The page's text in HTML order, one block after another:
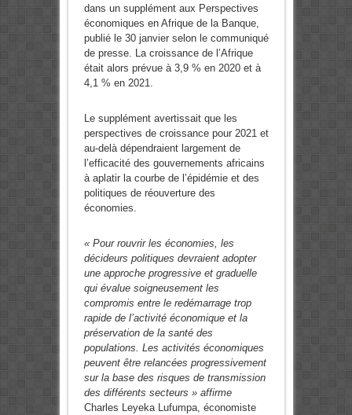
dans un supplément aux Perspectives
économiques en Afrique de la Banque,
publié le 30 janvier selon le communiqué
de presse. La croissance de l’Afrique
était alors prévue à 3,9 % en 2020 et à
4,1 % en 2021.
Le supplément avertissait que les
perspectives de croissance pour 2021 et
au-delà dépendraient largement de
l’efficacité des gouvernements africains
à aplatir la courbe de l’épidémie et des
politiques de réouverture des
économies.
« Pour rouvrir les économies, les
décideurs politiques devraient adopter
une approche progressive et graduelle
qui évalue soigneusement les
compromis entre le redémarrage trop
rapide de l’activité économique et la
préservation de la santé des
populations. Les activités économiques
peuvent être relancées progressivement
sur la base des risques de transmission
des différents secteurs » affirme
Charles Leyeka Lufumpa, économiste